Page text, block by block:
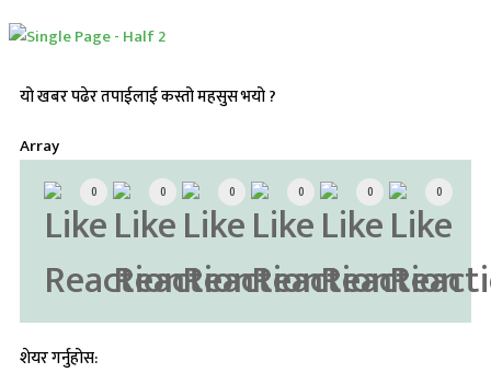
यो खबर पढेर तपाईलाई कस्तो महसुस भयो ?
Array
0 0 0 0 0 0
शेयर गर्नुहोस: